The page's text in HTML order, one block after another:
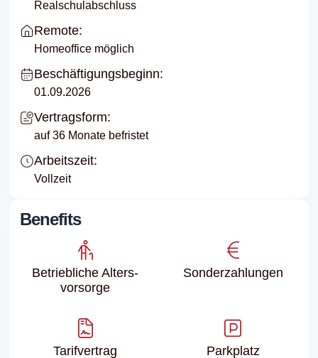
Realschulabschluss
Remote:
Homeoffice möglich
Beschäftigungsbeginn:
01.09.2026
Vertragsform:
auf 36 Monate befristet
Arbeitszeit:
Vollzeit
Benefits
Betriebliche Alters­
vorsorge
Sonder­zahlungen
Tarifvertrag Parkplatz